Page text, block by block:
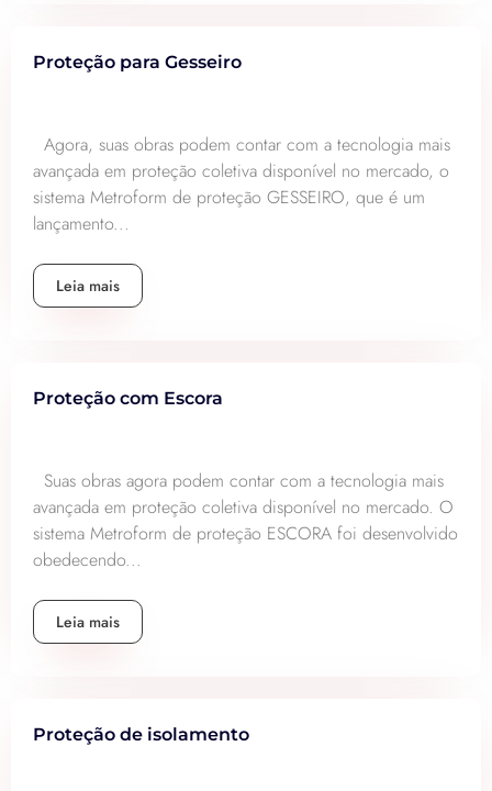
Proteção para Gesseiro
Agora, suas obras podem contar com a tecnologia mais
avançada em proteção coletiva disponível no mercado, o
sistema Metroform de proteção GESSEIRO, que é um
lançamento...
Leia mais
Proteção com Escora
Suas obras agora podem contar com a tecnologia mais
avançada em proteção coletiva disponível no mercado. O
sistema Metroform de proteção ESCORA foi desenvolvido
obedecendo...
Leia mais
Proteção de isolamento